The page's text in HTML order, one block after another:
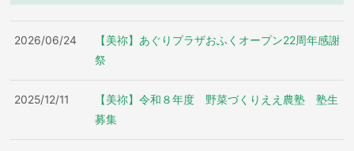
2026/06/24
【美祢】あぐりプラザおふくオープン22周年感謝
祭
2025/12/11
【美祢】令和８年度 野菜づくりええ農塾 塾生
募集